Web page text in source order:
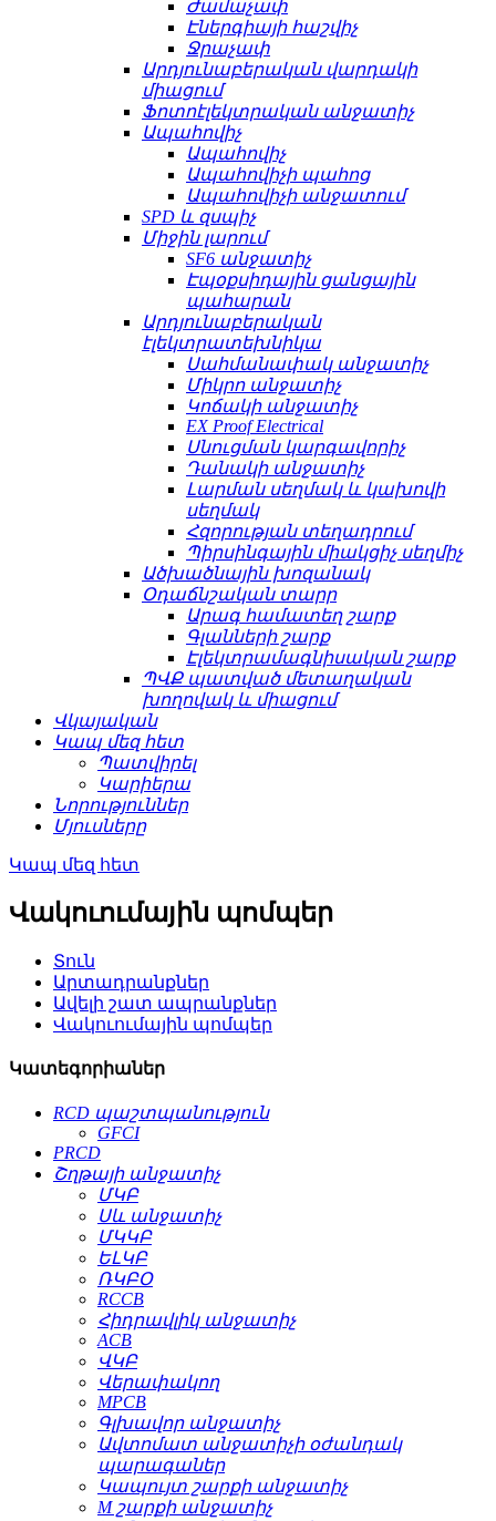
Ժամաչափ
Էներգիայի հաշվիչ
Ջրաչափ
Արդյունաբերական վարդակի
միացում
Ֆոտոէլեկտրական անջատիչ
Ապահովիչ
Ապահովիչ
Ապահովիչի պահոց
Ապահովիչի անջատում
SPD և զսպիչ
Միջին լարում
SF6 անջատիչ
Էպօքսիդային ցանցային
պահարան
Արդյունաբերական
էլեկտրատեխնիկա
Սահմանափակ անջատիչ
Միկրո անջատիչ
Կոճակի անջատիչ
EX Proof Electrical
Սնուցման կարգավորիչ
Դանակի անջատիչ
Լարման սեղմակ և կախովի
սեղմակ
Հզորության տեղադրում
Պիրսինգային միակցիչ սեղմիչ
Ածխածնային խոզանակ
Օդաճնշական տարր
Արագ համատեղ շարք
Գլանների շարք
Էլեկտրամագնիսական շարք
ՊՎՔ պատված մետաղական
խողովակ և միացում
Վկայական
Կապ մեզ հետ
Պատվիրել
Կարիերա
Նորություններ
Մյուսները
Կապ մեզ հետ
Վակուումային պոմպեր
Տուն
Արտադրանքներ
Ավելի շատ ապրանքներ
Վակուումային պոմպեր
Կատեգորիաներ
RCD պաշտպանություն
GFCI
PRCD
Շղթայի անջատիչ
ՄԿԲ
Սև անջատիչ
ՄԿԿԲ
ԵԼԿԲ
ՌԿԲՕ
RCCB
Հիդրավլիկ անջատիչ
ACB
ՎԿԲ
Վերափակող
MPCB
Գլխավոր անջատիչ
Ավտոմատ անջատիչի օժանդակ
պարագաներ
Կապույտ շարքի անջատիչ
M շարքի անջատիչ